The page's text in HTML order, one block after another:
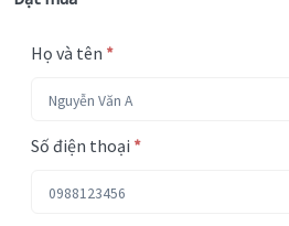
Họ và tên *
Số điện thoại *